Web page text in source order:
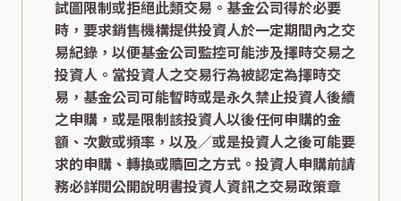
試圖限制或拒絕此類交易。基金公司得於必要
時，要求銷售機構提供投資人於一定期間內之交
易紀錄，以便基金公司監控可能涉及擇時交易之
投資人。當投資人之交易行為被認定為擇時交
易，基金公司可能暫時或是永久禁止投資人後續
之申購，或是限制該投資人以後任何申購的金
額、次數或頻率，以及／或是投資人之後可能要
求的申購、轉換或贖回之方式。投資人申購前請
務必詳閱公開說明書投資人資訊之交易政策章